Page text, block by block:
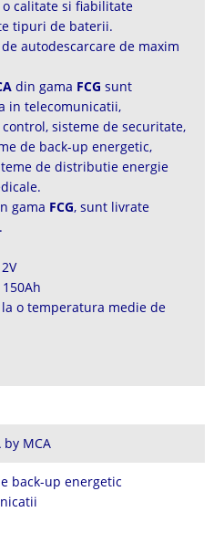
calitate si fiabilitate
tipuri de baterii.
autodescarcare de maxim
din gama FCG sunt
in telecomunicatii,
sisteme de securitate,
de back-up energetic,
de distributie energie
gama FCG, sunt livrate
o temperatura medie de
by MCA
back-up energetic